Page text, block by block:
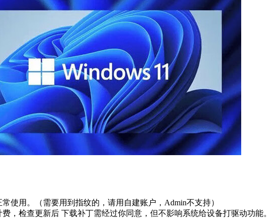
使用。（需要用到指纹的，请用自建账户，Admin不支持）
，检查更新后 下载补丁需经过你同意，但不影响系统给设备打驱动功能。